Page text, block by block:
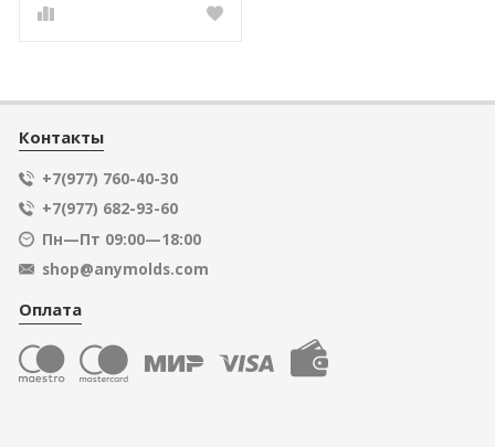
Контакты
+7(977) 760-40-30
+7(977) 682-93-60
Пн—Пт 09:00—18:00
shop@anymolds.com
Оплата